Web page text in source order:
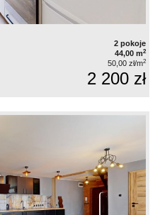
2 pokoje
44,00 m2
50,00 zł/m2
2 200 zł